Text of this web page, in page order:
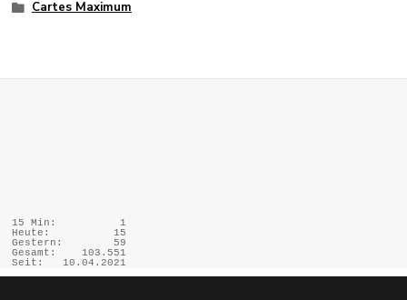
Cartes Maximum
15 Min:
1
Heute:
15
Gestern:
59
Gesamt:
103.551
Seit:
10.04.2021